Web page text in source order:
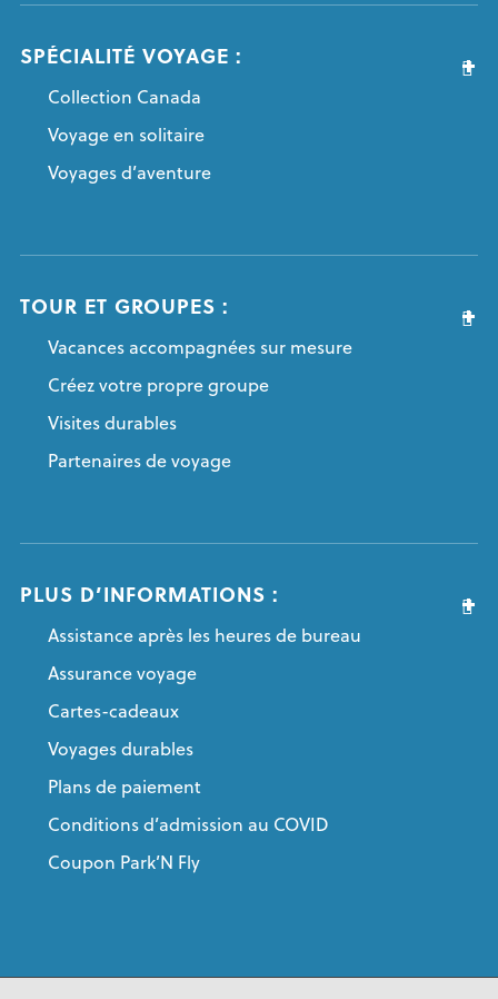
SPÉCIALITÉ VOYAGE :
Collection Canada
Voyage en solitaire
Voyages d’aventure
TOUR ET GROUPES :
Vacances accompagnées sur mesure
Créez votre propre groupe
Visites durables
Partenaires de voyage
PLUS D’INFORMATIONS :
Assistance après les heures de bureau
Assurance voyage
Cartes-cadeaux
Voyages durables
Plans de paiement
Conditions d’admission au COVID
Coupon Park’N Fly